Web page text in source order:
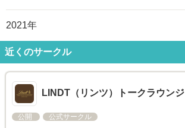
2021年
近くのサークル
LINDT（リンツ）トークラウンジ
公開 公式サークル